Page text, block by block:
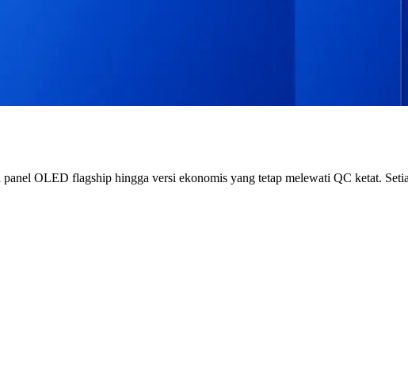
OLED flagship hingga versi ekonomis yang tetap melewati QC ketat.